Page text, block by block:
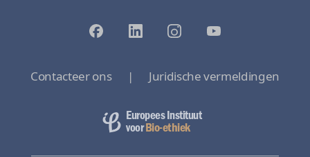
Contacteer ons | Juridische vermeldingen
Europees Instituut
voorBio-ethiek